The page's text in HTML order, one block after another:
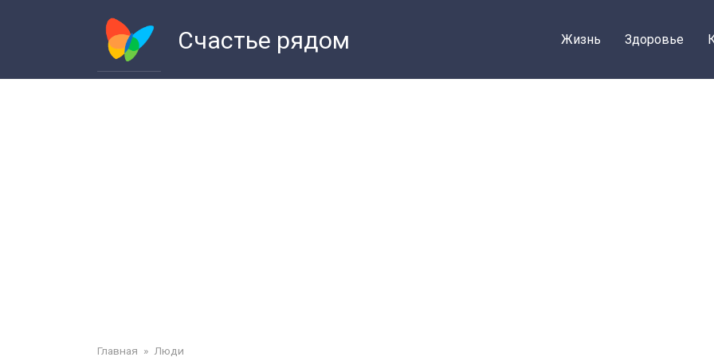
Счастье рядом Жизнь Здоровье
Главная » Люди